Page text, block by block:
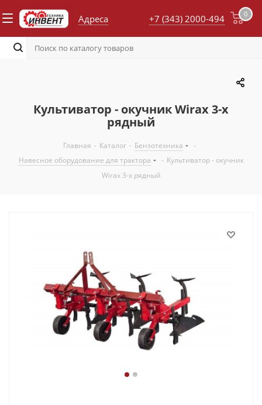
Адреса 0
+7 (343) 2000-494
Культиватор - окучник Wirax 3-х
рядный
Главная - Каталог - Бензотехника
-
Навесное оборудование для трактора
- Культиватор - окучник
Wirax 3-х рядный